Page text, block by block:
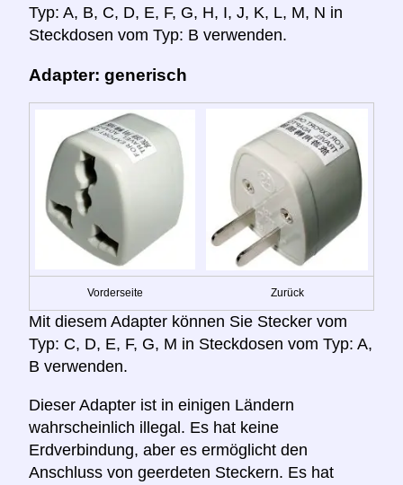
Typ: A, B, C, D, E, F, G, H, I, J, K, L, M, N in
Steckdosen vom Typ: B verwenden.
Adapter: generisch
Vorderseite Zurück
Mit diesem Adapter können Sie Stecker vom
Typ: C, D, E, F, G, M in Steckdosen vom Typ: A,
B verwenden.
Dieser Adapter ist in einigen Ländern
wahrscheinlich illegal. Es hat keine
Erdverbindung, aber es ermöglicht den
Anschluss von geerdeten Steckern. Es hat